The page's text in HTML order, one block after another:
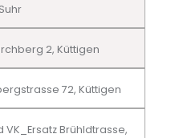
2, Küttigen
72, Küttigen
VK_Ersatz Brühldtrasse,